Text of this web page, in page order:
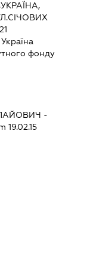
УКРАЇНА,
Україна
фонду
-
19.02.15